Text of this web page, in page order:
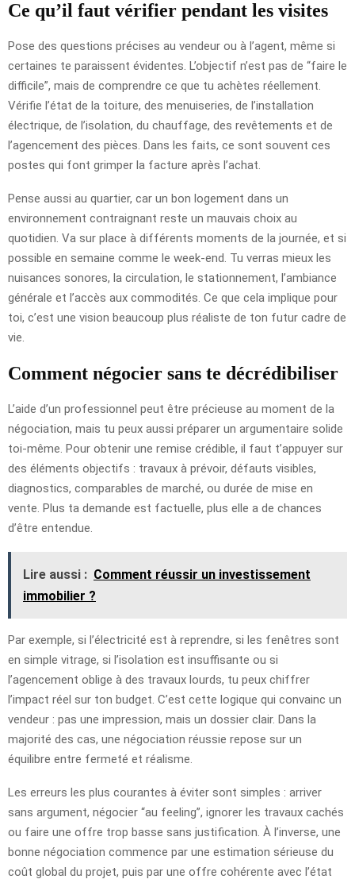
Ce qu’il faut vérifier pendant les visites
Pose des questions précises au vendeur ou à l’agent, même si
certaines te paraissent évidentes. L’objectif n’est pas de “faire le
difficile”, mais de comprendre ce que tu achètes réellement.
Vérifie l’état de la toiture, des menuiseries, de l’installation
électrique, de l’isolation, du chauffage, des revêtements et de
l’agencement des pièces. Dans les faits, ce sont souvent ces
postes qui font grimper la facture après l’achat.
Pense aussi au quartier, car un bon logement dans un
environnement contraignant reste un mauvais choix au
quotidien. Va sur place à différents moments de la journée, et si
possible en semaine comme le week-end. Tu verras mieux les
nuisances sonores, la circulation, le stationnement, l’ambiance
générale et l’accès aux commodités. Ce que cela implique pour
toi, c’est une vision beaucoup plus réaliste de ton futur cadre de
vie.
Comment négocier sans te décrédibiliser
L’aide d’un professionnel peut être précieuse au moment de la
négociation, mais tu peux aussi préparer un argumentaire solide
toi-même. Pour obtenir une remise crédible, il faut t’appuyer sur
des éléments objectifs : travaux à prévoir, défauts visibles,
diagnostics, comparables de marché, ou durée de mise en
vente. Plus ta demande est factuelle, plus elle a de chances
d’être entendue.
Lire aussi : Comment réussir un investissement
immobilier ?
Par exemple, si l’électricité est à reprendre, si les fenêtres sont
en simple vitrage, si l’isolation est insuffisante ou si
l’agencement oblige à des travaux lourds, tu peux chiffrer
l’impact réel sur ton budget. C’est cette logique qui convainc un
vendeur : pas une impression, mais un dossier clair. Dans la
majorité des cas, une négociation réussie repose sur un
équilibre entre fermeté et réalisme.
Les erreurs les plus courantes à éviter sont simples : arriver
sans argument, négocier “au feeling”, ignorer les travaux cachés
ou faire une offre trop basse sans justification. À l’inverse, une
bonne négociation commence par une estimation sérieuse du
coût global du projet, puis par une offre cohérente avec l’état